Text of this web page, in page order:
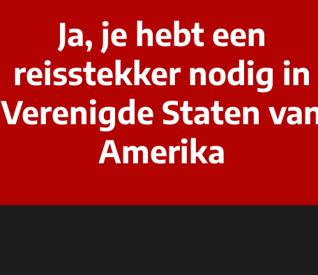
Ja, je hebt een
reisstekker nodig in
Verenigde Staten
Amerika